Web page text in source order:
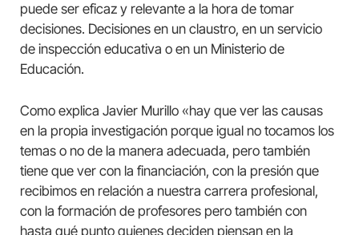
puede ser eficaz y relevante a la hora de tomar
decisiones. Decisiones en un claustro, en un servicio
de inspección educativa o en un Ministerio de
Educación.
Como explica Javier Murillo «hay que ver las causas
en la propia investigación porque igual no tocamos los
temas o no de la manera adecuada, pero también
tiene que ver con la financiación, con la presión que
recibimos en relación a nuestra carrera profesional,
con la formación de profesores pero también con
hasta qué punto quienes deciden piensan en la